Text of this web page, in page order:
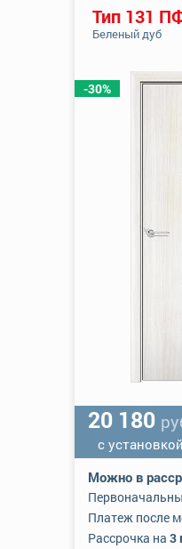
-30%
Тип 131
Беленый дуб
20 180
с установкой
Можно в
Платеж после
Рассрочка на 3